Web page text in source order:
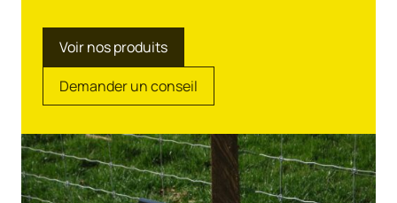
Voir nos produits
Demander un conseil